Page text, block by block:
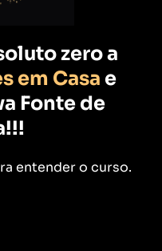
zero a
em Casa e
Fonte de
entender o curso.